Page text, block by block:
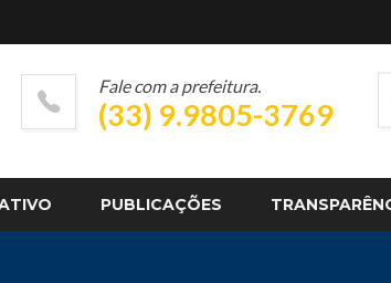
PUBLICAÇÕES
Fale com a prefeitura.
(33) 9.9805-3769